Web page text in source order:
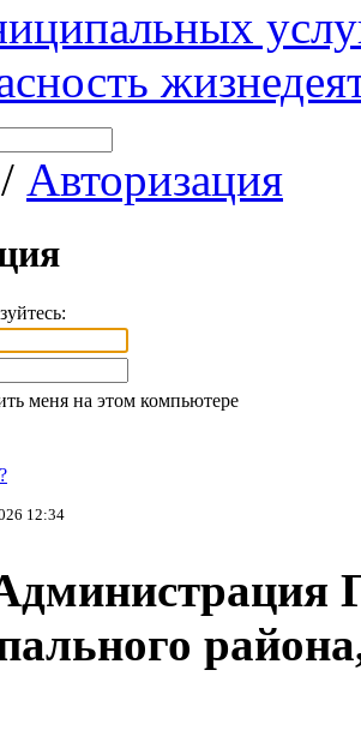
/ Авторизация
меня на этом компьютере
12:34